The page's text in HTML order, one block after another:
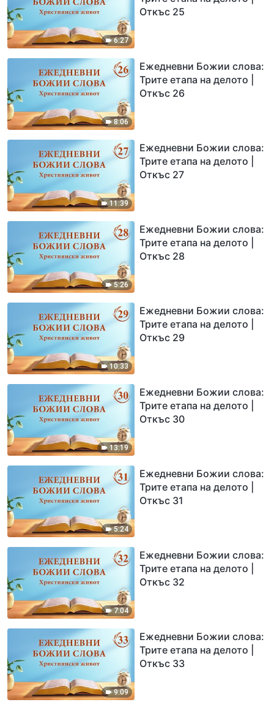
6:27
Откъс 25
8:06
Ежедневни Божии слова:
Трите етапа на делото |
Откъс 26
11:39
Ежедневни Божии слова:
Трите етапа на делото |
Откъс 27
5:26
Ежедневни Божии слова:
Трите етапа на делото |
Откъс 28
10:33
Ежедневни Божии слова:
Трите етапа на делото |
Откъс 29
13:19
Ежедневни Божии слова:
Трите етапа на делото |
Откъс 30
5:24
Ежедневни Божии слова:
Трите етапа на делото |
Откъс 31
7:04
Ежедневни Божии слова:
Трите етапа на делото |
Откъс 32
9:09
Ежедневни Божии слова:
Трите етапа на делото |
Откъс 33